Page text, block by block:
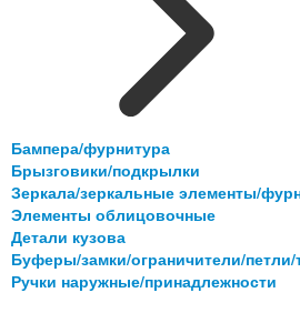
Бампера/фурнитура
Брызговики/подкрылки
Зеркала/зеркальные элементы/
Элементы облицовочные
Детали кузова
Буферы/замки/ограничители/
Ручки наружные/принадлежности